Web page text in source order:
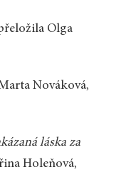
Olga
Nováková,
láska za
Holeňová,